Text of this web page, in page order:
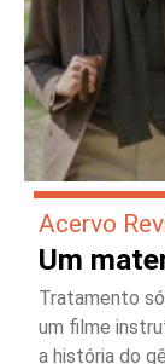
Acervo
Um
Tratamento
um filme
a história do